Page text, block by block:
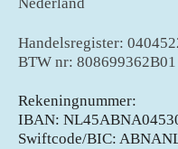
Nederland
Handelsregister:
BTW nr: 808699362B01
Rekeningnummer:
IBAN:
Swiftcode/BIC: